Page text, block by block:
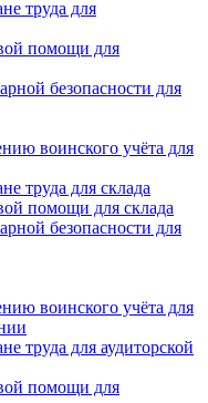
труда для
помощи для
безопасности для
воинского учёта для
труда для склада
помощи для склада
безопасности для
воинского учёта для
труда для аудиторской
помощи для